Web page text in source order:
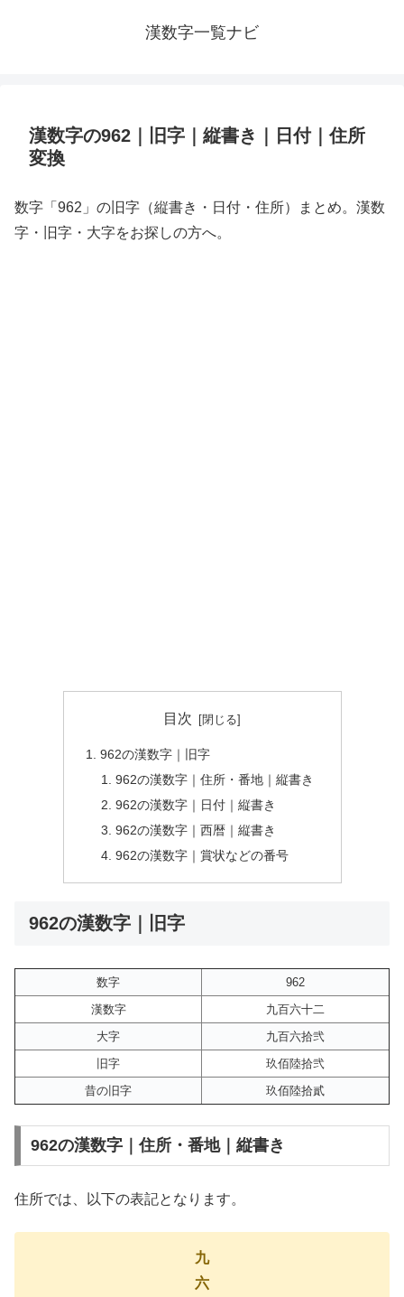
漢数字一覧ナビ
漢数字の962｜旧字｜縦書き｜日付｜住所
変換
数字「962」の旧字（縦書き・日付・住所）まとめ。漢数
字・旧字・大字をお探しの方へ。
目次
962の漢数字｜旧字
962の漢数字｜住所・番地｜縦書き
962の漢数字｜日付｜縦書き
962の漢数字｜西暦｜縦書き
962の漢数字｜賞状などの番号
962の漢数字｜旧字
数字
962
漢数字
九百六十二
大字
九百六拾弐
旧字
玖佰陸拾弐
昔の旧字
玖佰陸拾貳
962の漢数字｜住所・番地｜縦書き
住所では、以下の表記となります。
九
六